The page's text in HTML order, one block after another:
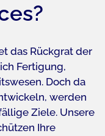
das Rückgrat der
Fertigung,
Doch da
werden
Ziele. Unsere
Ihre